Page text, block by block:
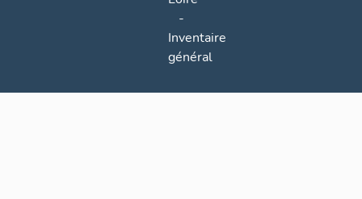
-
Inventaire
général